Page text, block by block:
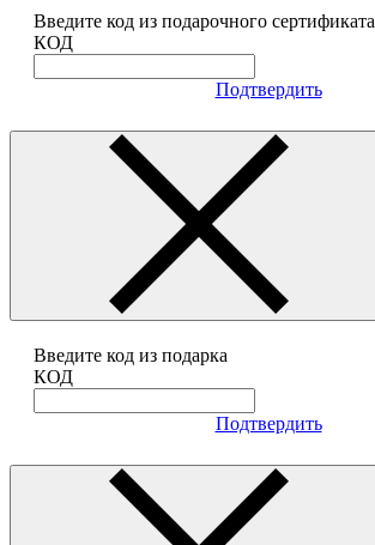
Введите код из подарочного сертификата
КОД
Подтвердить
Введите код из подарка
КОД
Подтвердить